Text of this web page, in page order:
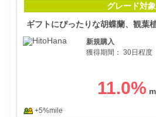
グレード対象
新規購入
獲得期間： 30日程度
11.0%
+5%mile